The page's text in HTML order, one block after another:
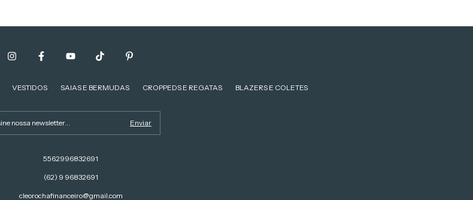
VESTIDOS SAIAS E BERMUDAS CROPPEDS E REGATAS BLAZERS E COLETES
5562996832691
(62) 9 96832691
cleorochafinanceiro@gmail.com